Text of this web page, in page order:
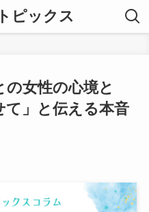
ピックス
女性の心境と
て」と伝える本音